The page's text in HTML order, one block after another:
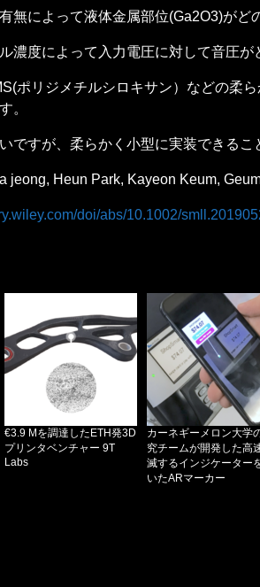
無によって液体金属部位(Ga2O3)が
濃度によって入力電圧に対して音圧
ポリジメチルシロキサン）などの柔
。
ですが、柔らかく小型に実装できる
jeong, Heun Park, Kayeon Keum,
doi/abs/10.1002/
€3.9 Mを調達したETH発3D
プリンタベンチャー 9T
Labs
カーネギーメロン大学
究チームが開発した高
滅するインジケーター
いたARマーカー